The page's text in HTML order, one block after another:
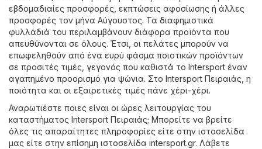
εβδομαδιαίες προσφορές, εκπτώσεις αφοσίωσης ή άλλες
προσφορές τον μήνα Αύγουστος. Τα διαφημιστικά
φυλλάδιά του περιλαμβάνουν διάφορα προϊόντα που
απευθύνονται σε όλους. Έτσι, οι πελάτες μπορούν να
επωφεληθούν από ένα ευρύ φάσμα ποιοτικών προϊόντων
σε προσιτές τιμές, γεγονός που καθιστά το Intersport έναν
αγαπημένο προορισμό για ψώνια. Στο Intersport Πειραιάς, η
ποιότητα και οι εξαιρετικές τιμές πάνε χέρι-χέρι.
Αναρωτιέστε ποιες είναι οι ώρες λειτουργίας του
καταστήματος Intersport Πειραιάς; Μπορείτε να βρείτε
όλες τις απαραίτητες πληροφορίες είτε στην ιστοσελίδα
μας είτε στην επίσημη ιστοσελίδα intersport.gr. Λάβετε